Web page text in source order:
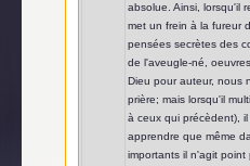
absolue. Ainsi, lorsqu'il
met un frein à la fureur
pensées secrètes des
de l'aveugle-né,
Dieu pour auteur, nous
prière; mais lorsqu'il
à ceux qui précèdent),
apprendre que même
importants il n'agit